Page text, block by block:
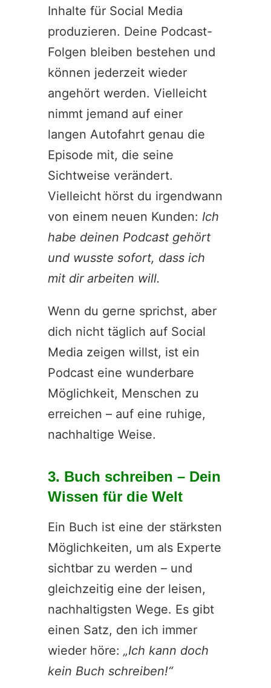
Inhalte für Social Media
produzieren. Deine Podcast-
Folgen bleiben bestehen und
können jederzeit wieder
angehört werden. Vielleicht
nimmt jemand auf einer
langen Autofahrt genau die
Episode mit, die seine
Sichtweise verändert.
Vielleicht hörst du irgendwann
von einem neuen Kunden: Ich
habe deinen Podcast gehört
und wusste sofort, dass ich
mit dir arbeiten will.
Wenn du gerne sprichst, aber
dich nicht täglich auf Social
Media zeigen willst, ist ein
Podcast eine wunderbare
Möglichkeit, Menschen zu
erreichen – auf eine ruhige,
nachhaltige Weise.
3. Buch schreiben – Dein
Wissen für die Welt
Ein Buch ist eine der stärksten
Möglichkeiten, um als Experte
sichtbar zu werden – und
gleichzeitig eine der leisen,
nachhaltigsten Wege. Es gibt
einen Satz, den ich immer
wieder höre: „Ich kann doch
kein Buch schreiben!“